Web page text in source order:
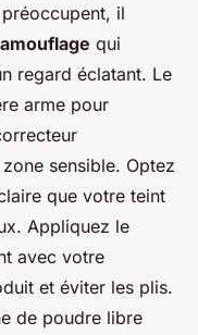
il
qui
regard éclatant. Le
arme pour
sensible. Optez
que votre teint
Appliquez le
avec votre
et éviter les plis.
de poudre libre